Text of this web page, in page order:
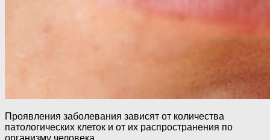
Проявления заболевания зависят от количества
патологических клеток и от их распространения по
организму человека.